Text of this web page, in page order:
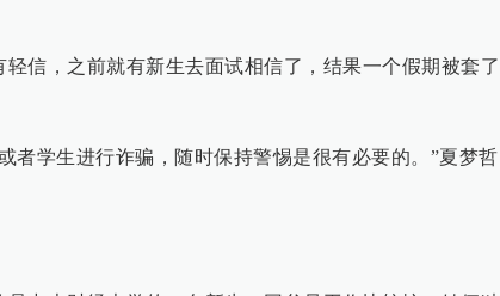
信，之前就有新生去面试相信了，结果一个假期被套了
者学生进行诈骗，随时保持警惕是很有必要的。”夏梦哲